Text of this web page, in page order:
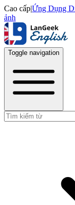
Cao cấp|Ứng Dụng
ảnh
Toggle navigation